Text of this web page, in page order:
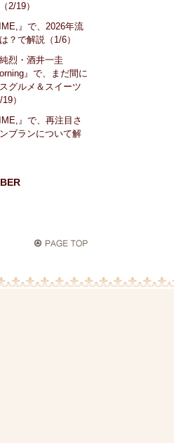
2/19）
』で、2026年流
？で解説（1/6）
烈・酒井一圭
』で、まだ間に
グルメ＆スイーツ
）
』で、再注目さ
ブランについて解